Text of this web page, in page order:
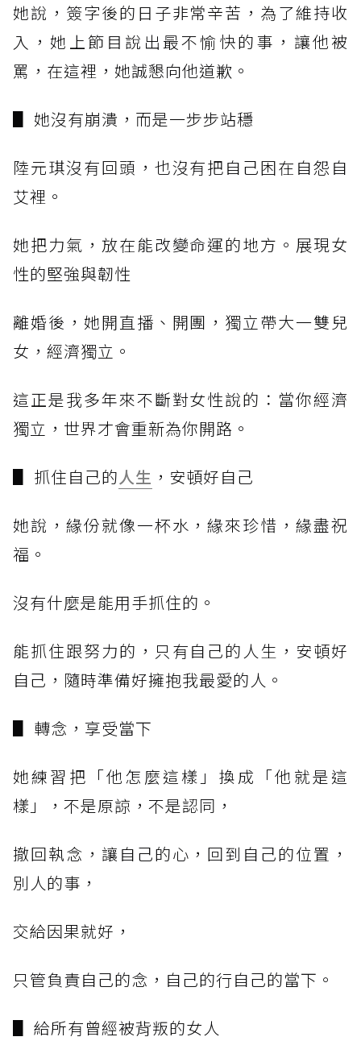
她說，簽字後的日子非常辛苦，為了維持收
入，她上節目說出最不愉快的事，讓他被
罵，在這裡，她誠懇向他道歉。
▋ 她沒有崩潰，而是一步步站穩
陸元琪沒有回頭，也沒有把自己困在自怨自
艾裡。
她把力氣，放在能改變命運的地方。展現女
性的堅強與韌性
離婚後，她開直播、開團，獨立帶大一雙兒
女，經濟獨立。
這正是我多年來不斷對女性說的：當你經濟
獨立，世界才會重新為你開路。
▋ 抓住自己的人生 ，安頓好自己
她說，緣份就像一杯水，緣來珍惜，緣盡祝
福。
沒有什麼是能用手抓住的。
能抓住跟努力的，只有自己的人生，安頓好
自己，隨時準備好擁抱我最愛的人。
▋ 轉念，享受當下
她練習把「他怎麼這樣」換成「他就是這
樣」，不是原諒，不是認同，
撤回執念，讓自己的心，回到自己的位置，
別人的事，
交給因果就好，
只管負責自己的念，自己的行自己的當下。
▋ 給所有曾經被背叛的女人